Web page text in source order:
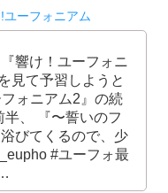
ユーフォニアム
響け！ユーフォニ
見て予習しようと
ォニアム2』の続
、 『〜誓いのフ
びてくるので、少
#ユーフォ最